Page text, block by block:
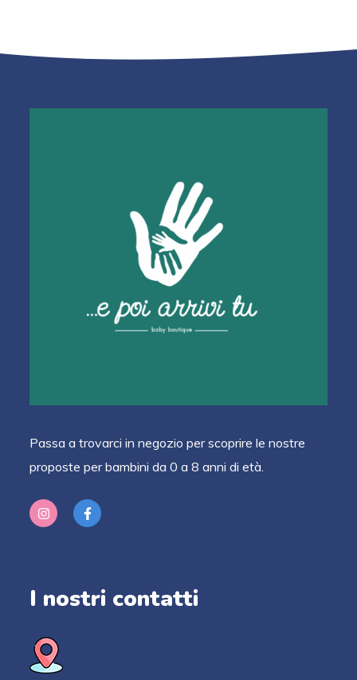
Passa a trovarci in negozio per scoprire le nostre
proposte per bambini da 0 a 8 anni di età.
I nostri contatti